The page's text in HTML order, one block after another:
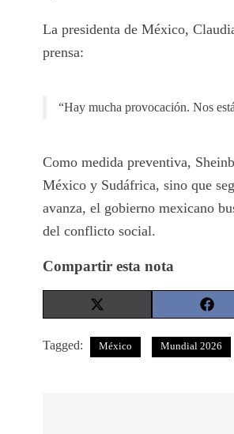
La presidenta de México,
prensa:
“Hay mucha provocación. Nos
Como medida preventiva,
México y Sudáfrica, sino que
avanza, el gobierno mexicano
del conflicto social.
Compartir esta nota
Share
X
(Twitter)
Share
Tagged: México Mundial 2026